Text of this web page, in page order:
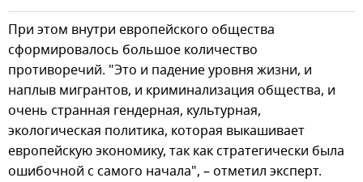
При этом внутри европейского общества
сформировалось большое количество
противоречий. "Это и падение уровня жизни, и
наплыв мигрантов, и криминализация общества, и
очень странная гендерная, культурная,
экологическая политика, которая выкашивает
европейскую экономику, так как стратегически была
ошибочной с самого начала", – отметил эксперт.